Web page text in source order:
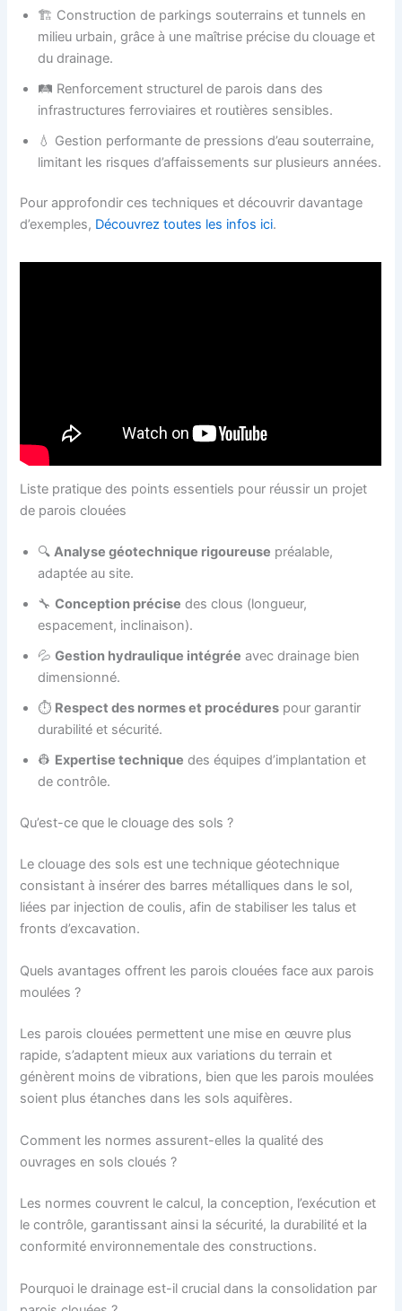
🏗️ Construction de parkings souterrains et tunnels en
milieu urbain, grâce à une maîtrise précise du clouage et
du drainage.
🛤️ Renforcement structurel de parois dans des
infrastructures ferroviaires et routières sensibles.
💧 Gestion performante de pressions d’eau souterraine,
limitant les risques d’affaissements sur plusieurs années.
Pour approfondir ces techniques et découvrir davantage
d’exemples, Découvrez toutes les infos ici.
Liste pratique des points essentiels pour réussir un projet
de parois clouées
🔍Analyse géotechnique rigoureuse préalable,
adaptée au site.
🔧Conception précise des clous (longueur,
espacement, inclinaison).
💦Gestion hydraulique intégrée avec drainage bien
dimensionné.
⏱️ Respect des normes et procédures pour garantir
durabilité et sécurité.
👷 Expertise technique des équipes d’implantation et
de contrôle.
Qu’est-ce que le clouage des sols ?
Le clouage des sols est une technique géotechnique
consistant à insérer des barres métalliques dans le sol,
liées par injection de coulis, afin de stabiliser les talus et
fronts d’excavation.
Quels avantages offrent les parois clouées face aux parois
moulées ?
Les parois clouées permettent une mise en œuvre plus
rapide, s’adaptent mieux aux variations du terrain et
génèrent moins de vibrations, bien que les parois moulées
soient plus étanches dans les sols aquifères.
Comment les normes assurent-elles la qualité des
ouvrages en sols cloués ?
Les normes couvrent le calcul, la conception, l’exécution et
le contrôle, garantissant ainsi la sécurité, la durabilité et la
conformité environnementale des constructions.
Pourquoi le drainage est-il crucial dans la consolidation par